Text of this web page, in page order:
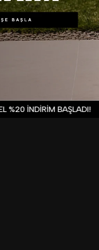
KAMPANYA DÖNEMİN